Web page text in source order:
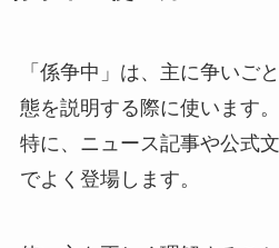
「係争中」は、主に争いご
態を説明する際に使います。
特に、ニュース記事や公式
でよく登場します。